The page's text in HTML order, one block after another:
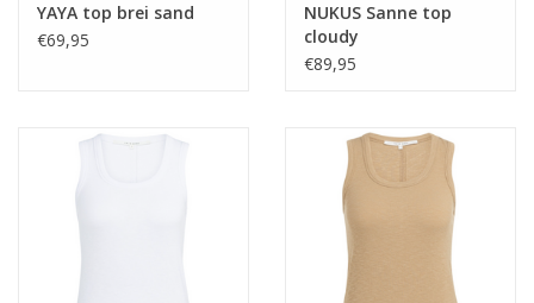
YAYA top brei sand
€69,95
NUKUS Sanne top
cloudy
€89,95